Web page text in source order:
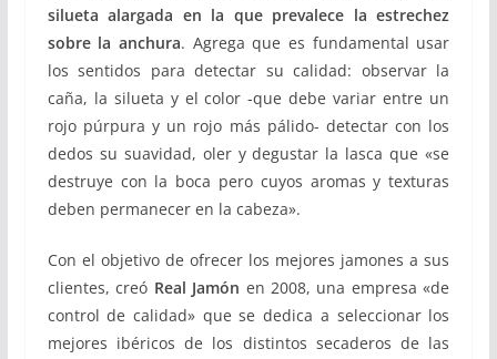
silueta alargada en la que prevalece la estrechez
sobre la anchura. Agrega que es fundamental usar
los sentidos para detectar su calidad: observar la
caña, la silueta y el color -que debe variar entre un
rojo púrpura y un rojo más pálido- detectar con los
dedos su suavidad, oler y degustar la lasca que «se
destruye con la boca pero cuyos aromas y texturas
deben permanecer en la cabeza».
Con el objetivo de ofrecer los mejores jamones a sus
clientes, creó Real Jamón en 2008, una empresa «de
control de calidad» que se dedica a seleccionar los
mejores ibéricos de los distintos secaderos de las